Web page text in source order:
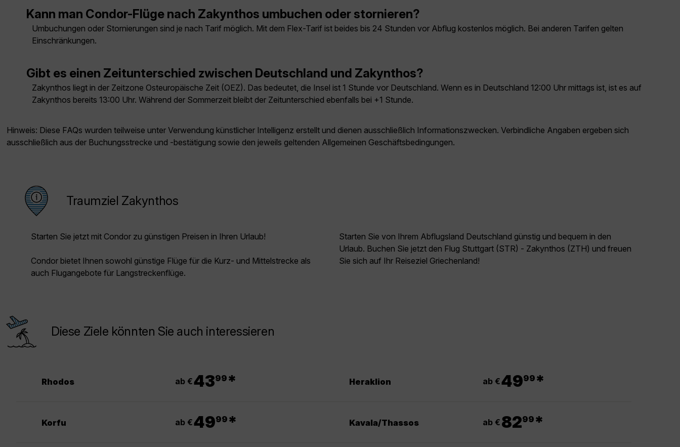
Kann man Condor-Flüge nach Zakynthos umbuchen oder stornieren?
Umbuchungen oder Stornierungen sind je nach Tarif möglich. Mit dem Flex-Tarif ist beides bis 24 Stunden vor Abflug kostenlos möglich. Bei anderen Tarifen gelten
Einschränkungen.
Gibt es einen Zeitunterschied zwischen Deutschland und Zakynthos?
Zakynthos liegt in der Zeitzone Osteuropäische Zeit (OEZ). Das bedeutet, die Insel ist 1 Stunde vor Deutschland. Wenn es in Deutschland 12:00 Uhr mittags ist, ist es auf
Zakynthos bereits 13:00 Uhr. Während der Sommerzeit bleibt der Zeitunterschied ebenfalls bei +1 Stunde.
Hinweis: Diese FAQs wurden teilweise unter Verwendung künstlicher Intelligenz erstellt und dienen ausschließlich Informationszwecken. Verbindliche Angaben ergeben sich
ausschließlich aus der Buchungsstrecke und -bestätigung sowie den jeweils geltenden Allgemeinen Geschäftsbedingungen.
Traumziel Zakynthos
Starten Sie jetzt mit Condor zu günstigen Preisen in Ihren Urlaub!
Condor bietet Ihnen sowohl günstige Flüge für die Kurz- und Mittelstrecke als
auch Flugangebote für Langstreckenflüge.
Starten Sie von Ihrem Abflugsland Deutschland günstig und bequem in den
Urlaub. Buchen Sie jetzt den Flug Stuttgart (STR) - Zakynthos (ZTH) und freuen
Sie sich auf Ihr Reiseziel Griechenland!
Diese Ziele könnten Sie auch interessieren
Rhodos ab €4399 * Heraklion ab €4999 *
Korfu ab €4999 * Kavala/Thassos ab € 8299 *